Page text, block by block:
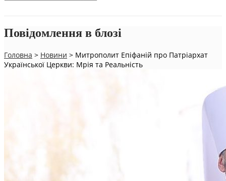
Повідомлення в блозі
Головна > Новини > Митрополит Епіфаній про Патріархат
Української Церкви: Мрія та Реальність